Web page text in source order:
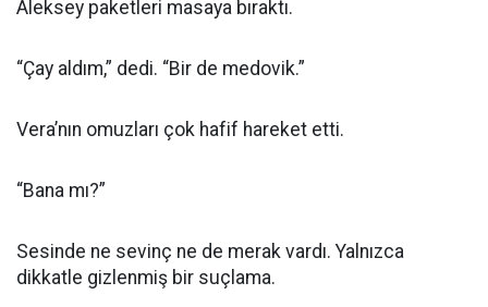
Aleksey paketleri masaya bıraktı.
“Çay aldım,” dedi. “Bir de medovik.”
Vera’nın omuzları çok hafif hareket etti.
“Bana mı?”
Sesinde ne sevinç ne de merak vardı. Yalnızca
dikkatle gizlenmiş bir suçlama.